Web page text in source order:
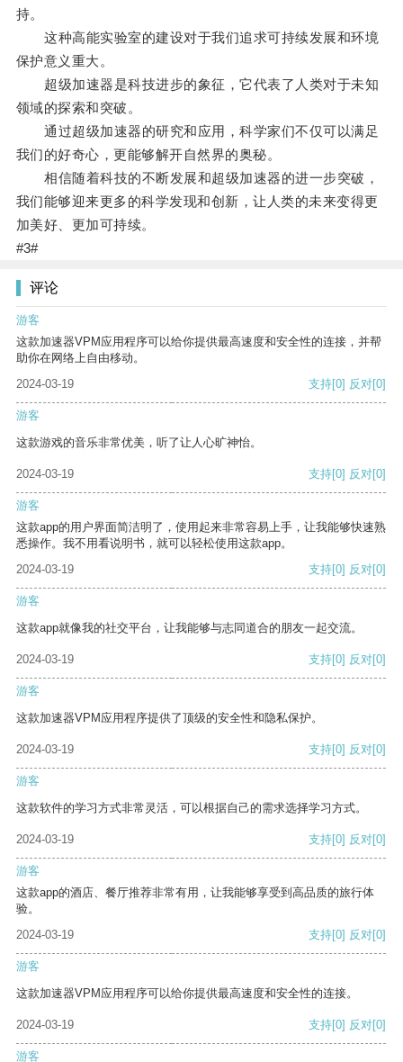
持。
这种高能实验室的建设对于我们追求可持续发展和环境
保护意义重大。
超级加速器是科技进步的象征，它代表了人类对于未知
领域的探索和突破。
通过超级加速器的研究和应用，科学家们不仅可以满足
我们的好奇心，更能够解开自然界的奥秘。
相信随着科技的不断发展和超级加速器的进一步突破，
我们能够迎来更多的科学发现和创新，让人类的未来变得更
加美好、更加可持续。
#3#
评论
游客
这款加速器VPM应用程序可以给你提供最高速度和安全性的连接，并帮
助你在网络上自由移动。
2024-03-19
支持[0] 反对[0]
游客
这款游戏的音乐非常优美，听了让人心旷神怡。
2024-03-19 支持[0] 反对[0]
游客
这款app的用户界面简洁明了，使用起来非常容易上手，让我能够快速熟
悉操作。我不用看说明书，就可以轻松使用这款app。
2024-03-19
支持[0] 反对[0]
游客
这款app就像我的社交平台，让我能够与志同道合的朋友一起交流。
2024-03-19 支持[0] 反对[0]
游客
这款加速器VPM应用程序提供了顶级的安全性和隐私保护。
2024-03-19 支持[0] 反对[0]
游客
这款软件的学习方式非常灵活，可以根据自己的需求选择学习方式。
2024-03-19 支持[0] 反对[0]
游客
这款app的酒店、餐厅推荐非常有用，让我能够享受到高品质的旅行体
验。
2024-03-19
支持[0] 反对[0]
游客
这款加速器VPM应用程序可以给你提供最高速度和安全性的连接。
2024-03-19 支持[0] 反对[0]
游客